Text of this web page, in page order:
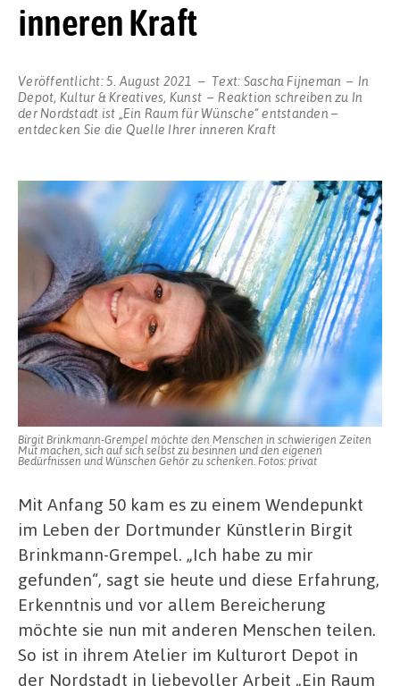
inneren Kraft
Veröffentlicht:5. August 2021 Text: Sascha Fijneman
In
Depot, Kultur & Kreatives, Kunst Reaktion schreiben zu In
der Nordstadt ist „Ein Raum für Wünsche“ entstanden –
entdecken Sie die Quelle Ihrer inneren Kraft
Birgit Brinkmann-Grempel möchte den Menschen in schwierigen Zeiten
Mut machen, sich auf sich selbst zu besinnen und den eigenen
Bedürfnissen und Wünschen Gehör zu schenken. Fotos: privat
Mit Anfang 50 kam es zu einem Wendepunkt
im Leben der Dortmunder Künstlerin Birgit
Brinkmann-Grempel. „Ich habe zu mir
gefunden“, sagt sie heute und diese Erfahrung,
Erkenntnis und vor allem Bereicherung
möchte sie nun mit anderen Menschen teilen.
So ist in ihrem Atelier im Kulturort Depot in
der Nordstadt in liebevoller Arbeit „Ein Raum